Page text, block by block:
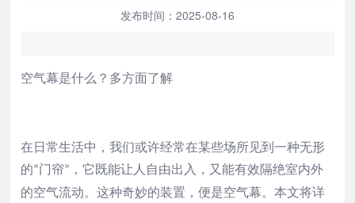
发布时间： 2025-08-16
空气幕是什么？多方面了解
在日常生活中，我们或许经常在某些场所见到一种无形
的“门帘” ，它既能让人自由出入，又能有效隔绝室内外
的空气流动。这种奇妙的装置，便是空气幕。本文将详